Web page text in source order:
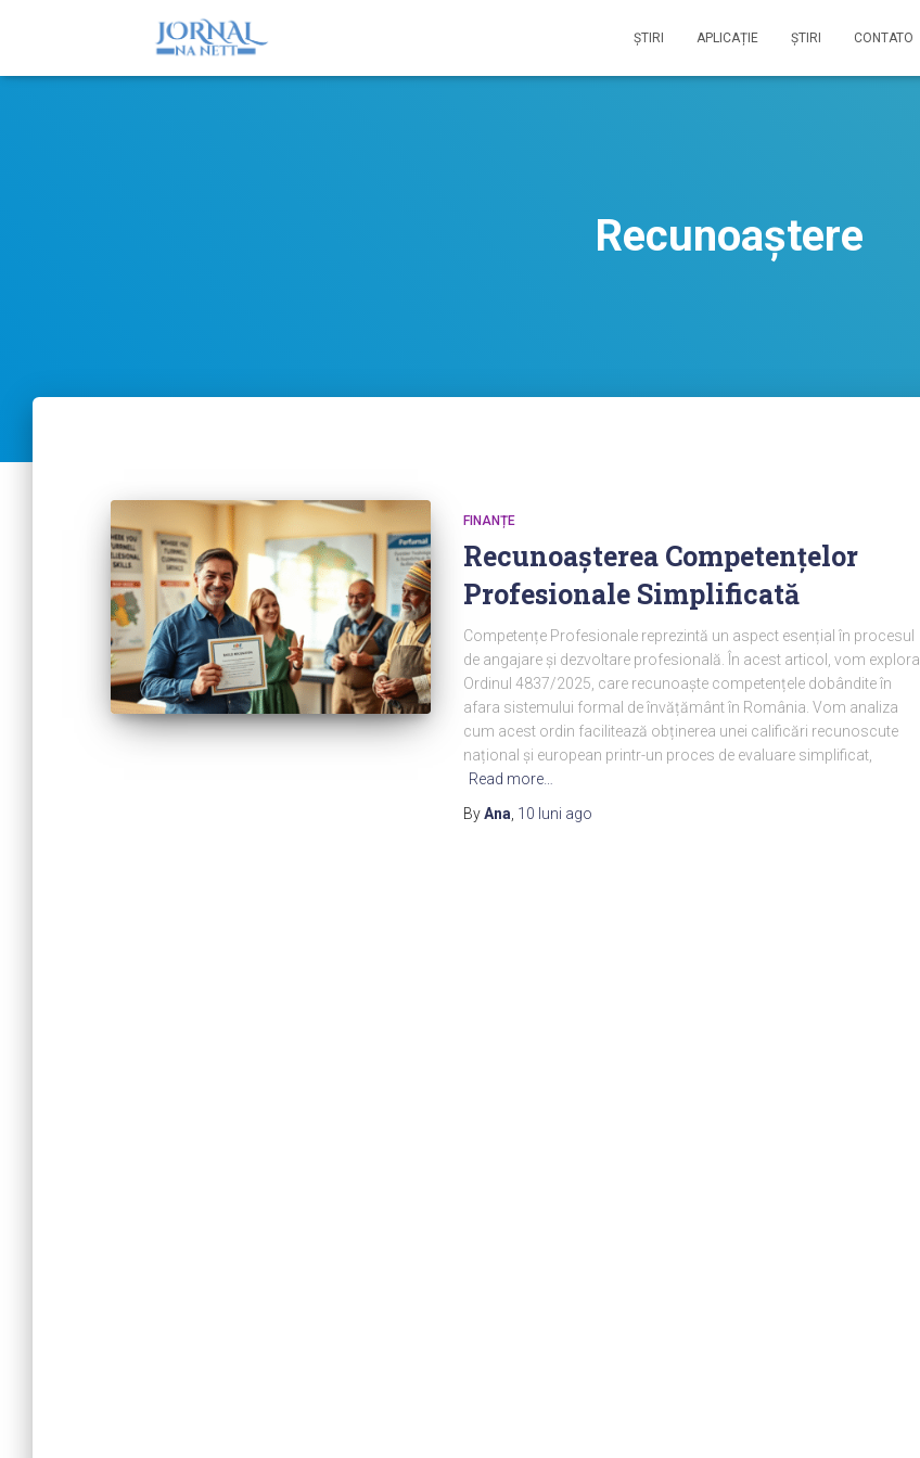
ŞTIRI APLICAȚIE ŞTIRI CONTATO
Recunoaștere
FINANȚE
Recunoașterea Competențelor
Profesionale Simplificată
Competențe Profesionale reprezintă un aspect esențial în procesul
de angajare și dezvoltare profesională. În acest articol, vom explora
Ordinul 4837/2025, care recunoaște competențele dobândite în
afara sistemului formal de învățământ în România. Vom analiza
cum acest ordin facilitează obținerea unei calificări recunoscute
național și european printr-un proces de evaluare simplificat,
Read more…
ByAna 10 luni ago